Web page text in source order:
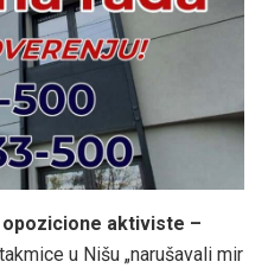
aktiviste –
u Nišu „narušavali mir